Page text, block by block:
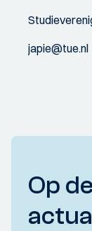
japie@tue.nl
Op